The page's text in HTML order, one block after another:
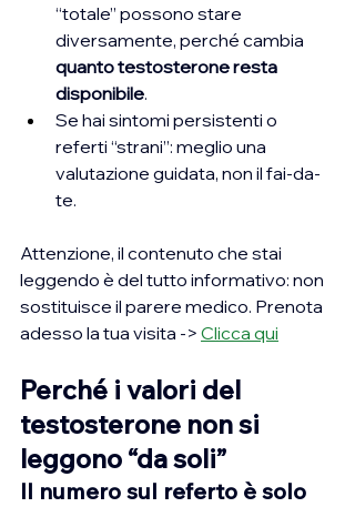
“totale” possono stare
diversamente, perché cambia
quanto testosterone resta
disponibile.
Se hai sintomi persistenti o
referti “strani”: meglio una
valutazione guidata, non il fai-da-
te.
Attenzione, il contenuto che stai
leggendo è del tutto informativo: non
sostituisce il parere medico. Prenota
adesso la tua visita -> Clicca qui
Perché i valori del
testosterone non si
leggono “da soli”
Il numero sul referto è solo